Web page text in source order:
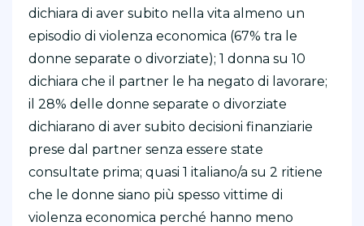
dichiara di aver subito nella vita almeno un
episodio di violenza economica (67% tra le
donne separate o divorziate); 1 donna su 10
dichiara che il partner le ha negato di lavorare;
il 28% delle donne separate o divorziate
dichiarano di aver subito decisioni finanziarie
prese dal partner senza essere state
consultate prima; quasi 1 italiano/a su 2 ritiene
che le donne siano più spesso vittime di
violenza economica perché hanno meno